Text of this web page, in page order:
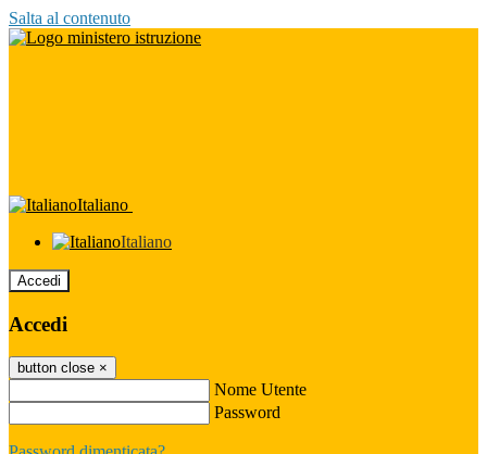
Salta al contenuto
Italiano
Italiano
Accedi
Accedi
button close ×
Nome Utente
Password